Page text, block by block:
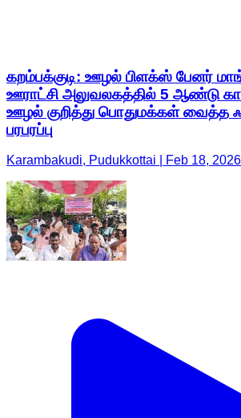
கறம்பக்குடி: ஊழல் பிளக்ஸ் பேனர்
ஊராட்சி அலுவலகத்தில் 5 ஆண்டு
ஊழல் குறித்து பொதுமக்கள் வைத்த
பரபரப்பு
Karambakudi, Pudukkottai | Feb 18, 2026